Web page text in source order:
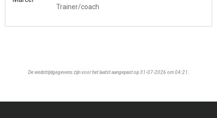
Trainer/coach
De wedstrijdgegevens zijn voor het laatst aangepast op 31-07-2026 om 04:21.